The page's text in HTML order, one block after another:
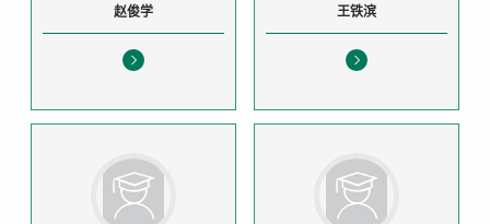
赵俊学 王铁滨